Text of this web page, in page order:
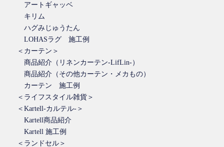
アートギャッベ
キリム
ハグみじゅうたん
LOHASラグ 施工例
＜カーテン＞
商品紹介（リネンカーテン-LifLin-）
商品紹介（その他カーテン・メカもの）
カーテン 施工例
＜ライフスタイル雑貨＞
＜Kartell-カルテル-＞
Kartell商品紹介
Kartell 施工例
＜ランドセル＞